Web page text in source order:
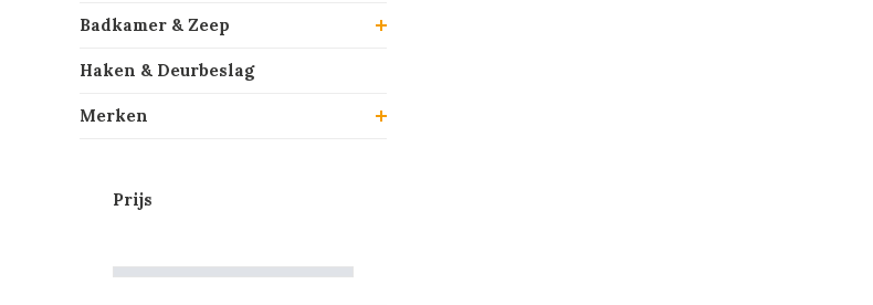
Badkamer & Zeep
Haken & Deurbeslag
Merken
Prijs